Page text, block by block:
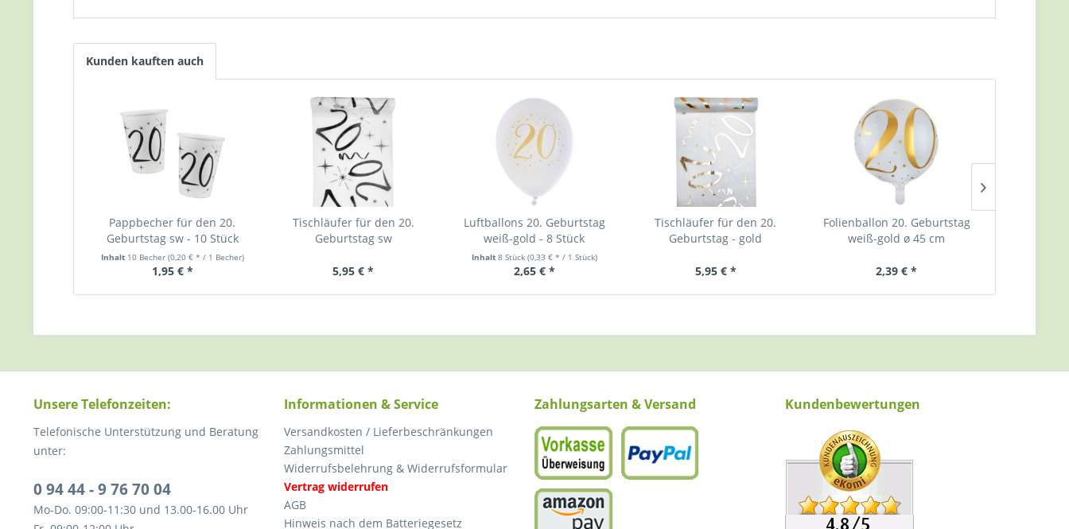
Kunden kauften auch
Pappbecher für den 20.
Geburtstag sw - 10 Stück
Inhalt 10 Becher (0,20 € * / 1 Becher)
1,95 € *
Tischläufer für den 20.
Geburtstag sw
5,95 € *
Luftballons 20. Geburtstag
weiß-gold - 8 Stück
Inhalt 8 Stück (0,33 € * / 1 Stück)
2,65 € *
Tischläufer für den 20.
Geburtstag - gold
5,95 € *
Folienballon 20. Geburtstag
weiß-gold ø 45 cm
2,39 € *
Unsere Telefonzeiten:
Telefonische Unterstützung und Beratung
unter:
0 94 44 - 9 76 70 04
Mo-Do. 09:00-11:30 und 13.00-16.00 Uhr
Informationen & Service
Versandkosten / Lieferbeschränkungen
Zahlungsmittel
Widerrufsbelehrung & Widerrufsformular
Vertrag widerrufen
AGB
Hinweis nach dem Batteriegesetz
Zahlungsarten & Versand Kundenbewertungen